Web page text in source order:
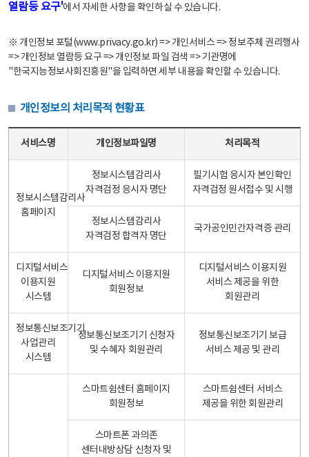
열람등 요구'에서 자세한 사항을 확인하실 수 있습니다.
※ 개인정보 포털(www.privacy.go.kr) => 개인서비스 => 정보주체 권리행사
=> 개인정보 열람등 요구 => 개인정보 파일 검색 => 기관명에
"한국지능정보사회진흥원"을 입력하면 세부 내용을 확인할 수 있습니다.
개인정보의 처리목적 현황표
서비스명 개인정보파일명 처리목적
정보시스템감리사
홈페이지
정보시스템감리사
자격검정 응시자 명단
필기시험 응시자 본인확인
자격검정 원서접수 및 시행
정보시스템감리사
자격검정 합격자 명단
국가공인민간자격증 관리
디지털서비스
이용지원
시스템
디지털서비스 이용지원
회원정보
디지털서비스 이용지원
서비스 제공을 위한
회원관리
정보통신보조기기
사업관리
시스템
정보통신보조기기 신청자
및 수혜자 회원관리
정보통신보조기기 보급
서비스 제공 및 관리
스마트쉼센터 홈페이지
회원정보
스마트쉼센터 서비스
제공을 위한 회원관리
스마트폰 과의존
센터내방상담 신청자 및